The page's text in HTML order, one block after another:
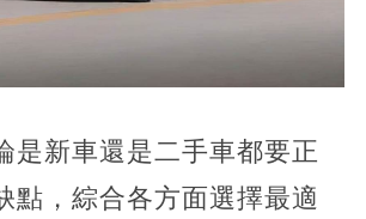
是新車還是二手車都要正
點，綜合各方面選擇最適